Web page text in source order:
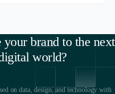
brand to the next
world?
on data, design, and technology with